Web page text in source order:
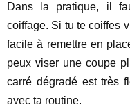
Dans la pratique, il
coiffage. Si tu te coiffes
facile à remettre en
peux viser une coupe
carré dégradé est très
avec ta routine.